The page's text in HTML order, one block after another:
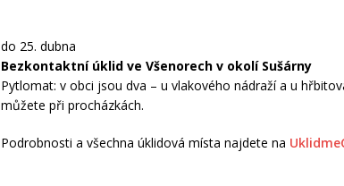
do 25. dubna
Bezkontaktní úklid ve Všenorech v okolí Sušárny
Pytlomat: v obci jsou dva – u vlakového nádraží a u
můžete při procházkách.
Podrobnosti a všechna úklidová místa najdete na